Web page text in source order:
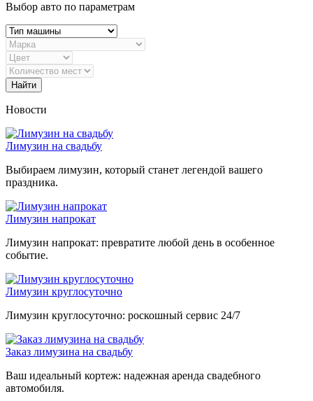
Выбор авто по параметрам
Найти
Новости
Лимузин на свадьбу
Выбираем лимузин, который станет легендой вашего
праздника.
Лимузин напрокат
Лимузин напрокат: превратите любой день в особенное
событие.
Лимузин круглосуточно
Лимузин круглосуточно: роскошный сервис 24/7
Заказ лимузина на свадьбу
Ваш идеальный кортеж: надежная аренда свадебного
автомобиля.